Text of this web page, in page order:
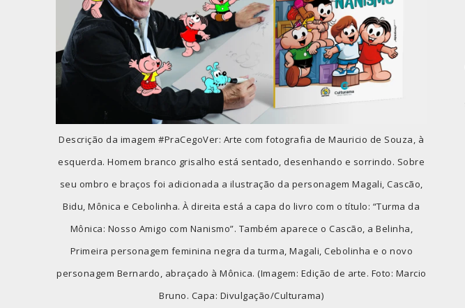
Descrição da imagem #PraCegoVer: Arte com fotografia de Mauricio de Souza, à
esquerda. Homem branco grisalho está sentado, desenhando e sorrindo. Sobre
seu ombro e braços foi adicionada a ilustração da personagem Magali, Cascão,
Bidu, Mônica e Cebolinha. À direita está a capa do livro com o título: “Turma da
Mônica: Nosso Amigo com Nanismo”. Também aparece o Cascão, a Belinha,
Primeira personagem feminina negra da turma, Magali, Cebolinha e o novo
personagem Bernardo, abraçado à Mônica. (Imagem: Edição de arte. Foto: Marcio
Bruno. Capa: Divulgação/Culturama)